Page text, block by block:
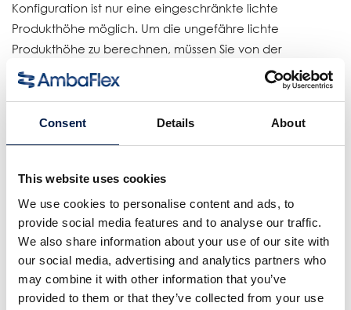
Consent Details About
This website uses cookies
We use cookies to personalise content and ads, to
provide social media features and to analyse our traffic.
We also share information about your use of our site with
our social media, advertising and analytics partners who
may combine it with other information that you’ve
provided to them or that they’ve collected from your use
Konfiguration ist nur eine eingeschränkte lichte
Produkthöhe möglich. Um die ungefähre lichte
Produkthöhe zu berechnen, müssen Sie von der
standardmäßigen lichten Produkthöhe einer
unverschachtelten Spiralfördererkonfiguration 140 mm
Verfügbar für folgende Plattformen und Gurtbreiten:
SpiralVeyor SVe: 600–1200 mm
SpiralVeyor SVo: nicht verfügbar
SpiralVeyor SVm: nicht verfügbar
Geeignet für: